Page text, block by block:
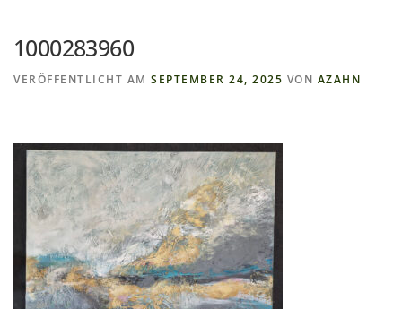
IMPRESSUM & DATENSCHUTZ
1000283960
VERÖFFENTLICHT AM SEPTEMBER 24, 2025 VON AZAHN